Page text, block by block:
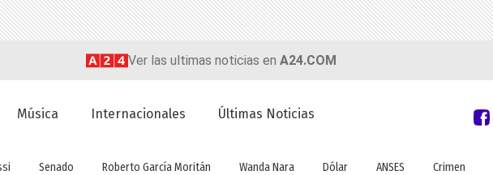
Ver las ultimas noticias en A24.COM
Música Internacionales Últimas Noticias
Senado Roberto García Moritán Wanda Nara Dólar ANSES Crimen